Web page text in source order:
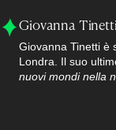
Giovanna Tinetti
Giovanna Tinetti è
Londra. Il suo
nuovi mondi nella